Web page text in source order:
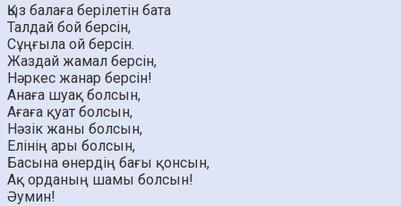
Қыз балаға берілетін бата
Талдай бой берсін,
Сұңғыла ой берсін.
Жаздай жамал берсін,
Нәркес жанар берсін!
Анаға шуақ болсын,
Ағаға қуат болсын,
Нәзік жаны болсын,
Елінің ары болсын,
Басына өнердің бағы қонсын,
Ақ орданың шамы болсын!
Әумин!